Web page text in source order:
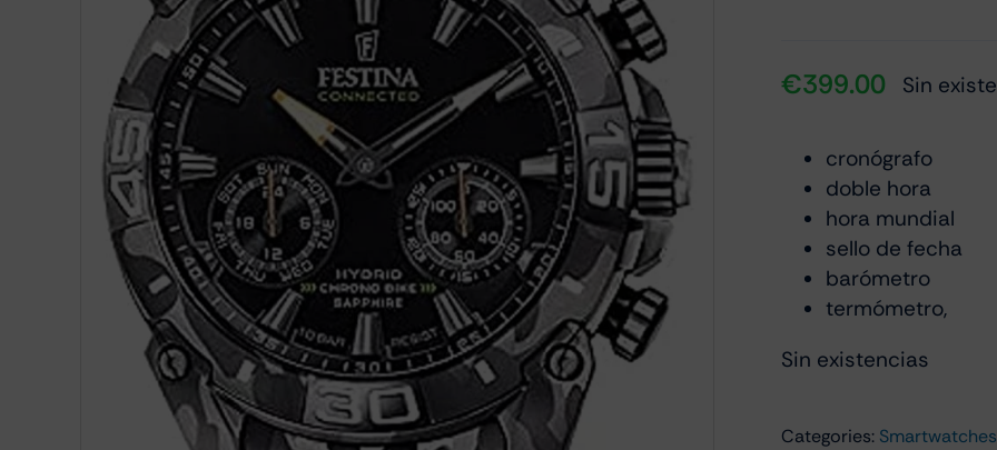
€399.00 Sin
cronógrafo
doble hora
hora mundial
sello de fecha
barómetro
termómetro,
Sin existencias
Categories: Smartwatches